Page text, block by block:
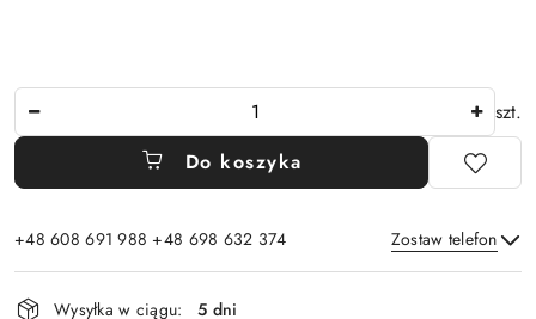
szt.
Do koszyka
+48 608 691 988 +48 698 632 374 Zostaw telefon
Dostępność
Wysyłka w ciągu: 5 dni